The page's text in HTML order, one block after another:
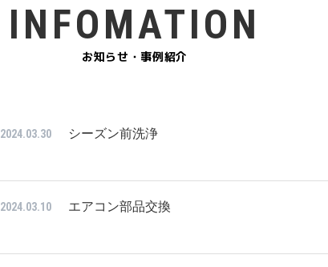
INFOMATION
お知らせ・事例紹介
2024.03.30 シーズン前洗浄
2024.03.10 エアコン部品交換